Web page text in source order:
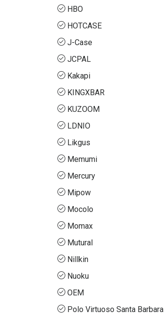
HBO
HOTCASE
J-Case
JCPAL
Kakapi
KINGXBAR
KUZOOM
LDNIO
Likgus
Memumi
Mercury
Mipow
Mocolo
Momax
Mutural
Nillkin
Nuoku
OEM
Polo Virtuoso Santa Barbara